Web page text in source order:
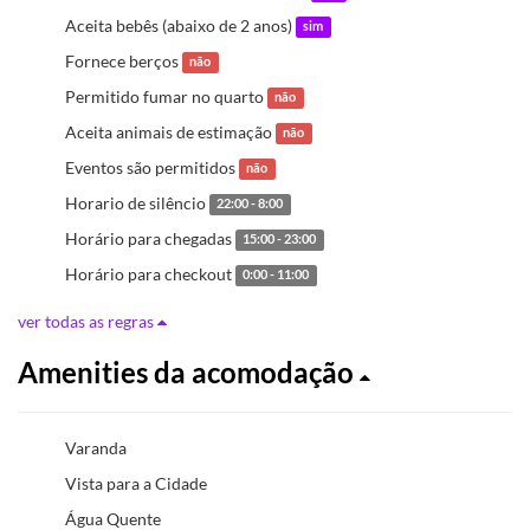
Aceita bebês (abaixo de 2 anos) sim
Fornece berços não
Permitido fumar no quarto não
Aceita animais de estimação não
Eventos são permitidos não
Horario de silêncio 22:00 - 8:00
Horário para chegadas 15:00 - 23:00
Horário para checkout 0:00 - 11:00
ver todas as regras
Amenities da acomodação
Varanda
Vista para a Cidade
Água Quente